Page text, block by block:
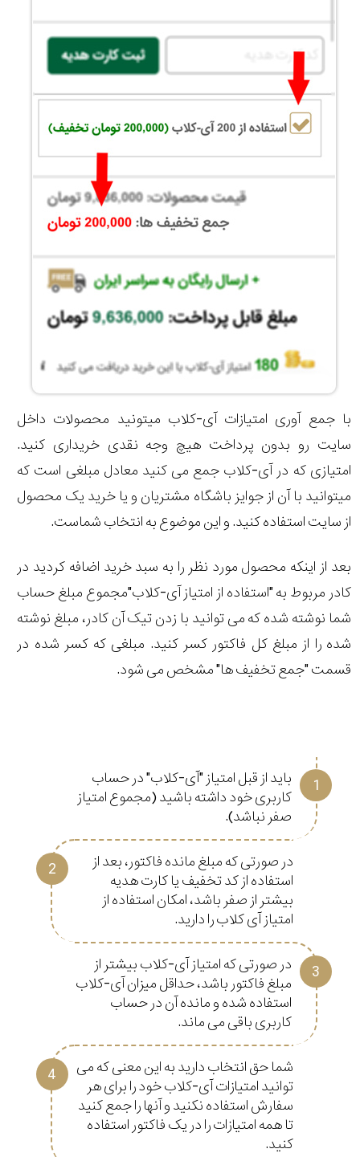
با جمع آوری امتیازات آی-کلاب میتونید محصولات داخل
سایت رو بدون پرداخت هیچ وجه نقدی خریداری کنید.
امتیازی که در آی-کلاب جمع می کنید معادل مبلغی است که
میتوانید با آن از جوایز باشگاه مشتریان و یا خرید یک محصول
از سایت استفاده کنید. و این موضوع به انتخاب شماست.
بعد از اینکه محصول مورد نظر را به سبد خرید اضافه کردید در
کادر مربوط به "استفاده از امتیاز آی-کلاب"مجموع مبلغ حساب
شما نوشته شده که می توانید با زدن تیک آن کادر، مبلغ نوشته
شده را از مبلغ کل فاکتور کسر کنید. مبلغی که کسر شده در
قسمت "جمع تخفیف ها" مشخص می شود.
باید از قبل امتیاز "آی-کلاب" در حساب
کاربری خود داشته باشید (مجموع امتیاز
صفر نباشد).
در صورتی که مبلغ مانده فاکتور، بعد از
استفاده از کد تخفیف یا کارت هدیه
بیشتر از صفر باشد، امکان استفاده از
امتیاز آی کلاب را دارید.
در صورتی که امتیاز آی-کلاب بیشتر از
مبلغ فاکتور باشد، حداقل میزان آی-کلاب
استفاده شده و مانده آن در حساب
کاربری باقی می ماند.
شما حق انتخاب دارید به این معنی که می
توانید امتیازات آی-کلاب خود را برای هر
سفارش استفاده نکنید و آنها را جمع کنید
تا همه امتیازات را در یک فاکتور استفاده
کنید.